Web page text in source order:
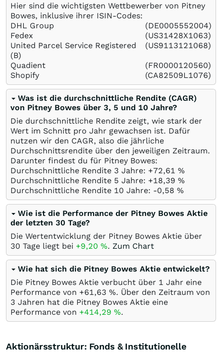
Hier sind die wichtigsten Wettbewerber von Pitney
Bowes, inklusive ihrer ISIN-Codes:
DHL Group
(DE0005552004)
Fedex
(US31428X1063)
United Parcel Service Registered
(B)
(US9113121068)
Quadient
(FR0000120560)
Shopify
(CA82509L1076)
Was ist die durchschnittliche Rendite (CAGR)
von Pitney Bowes über 3, 5 und 10 Jahre?
Die durchschnittliche Rendite zeigt, wie stark der
Wert im Schnitt pro Jahr gewachsen ist. Dafür
nutzen wir den CAGR, also die jährliche
Durchschnittsrendite über den jeweiligen Zeitraum.
Darunter findest du für Pitney Bowes:
Durchschnittliche Rendite 3 Jahre: +72,61 %
Durchschnittliche Rendite 5 Jahre: +18,39 %
Durchschnittliche Rendite 10 Jahre: -0,58 %
Wie ist die Performance der Pitney Bowes Aktie
der letzten 30 Tage?
Die Wertentwicklung der Pitney Bowes Aktie über
30 Tage liegt bei +9,20 %. Zum Chart
Wie hat sich die Pitney Bowes Aktie entwickelt?
Die Pitney Bowes Aktie verbucht über 1 Jahr eine
Performance von +61,63 %. Über den Zeitraum von
3 Jahren hat die Pitney Bowes Aktie eine
Performance von +414,29 %.
Aktionärsstruktur: Fonds & Institutionelle